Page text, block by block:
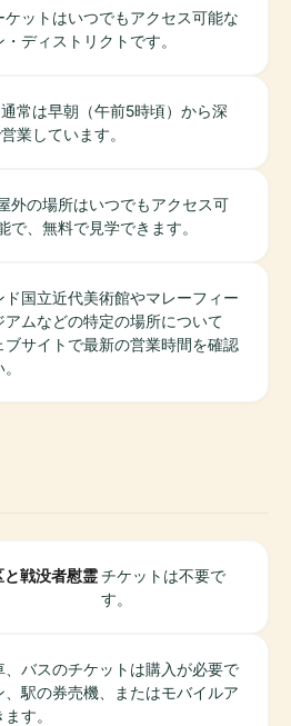
ケットはいつでもアクセス可能な
ディストリクトです。
常は早朝（午前5時頃）から深
業しています。
外の場所はいつでもアクセス可
で、無料で見学できます。
ド国立近代美術館やマレーフィー
アムなどの特定の場所について
ブサイトで最新の営業時間を確認
戦没者慰霊 チケットは不要で
す。
、バスのチケットは購入が必要で
駅の券売機、またはモバイルア
す。